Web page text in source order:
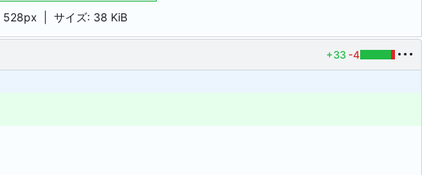
528px サイズ: 38 KiB
+33 -4